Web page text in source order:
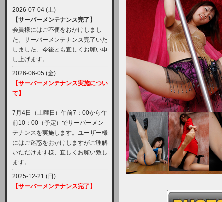
2026-07-04 (土)
【サーバーメンテナンス完了】
会員様にはご不便をおかけしまし
た。サーバーメンテナンス完了いた
しました。今後とも宜しくお願い申
し上げます。
2026-06-05 (金)
【サーバーメンテナンス実施につい
て】
7月4日（土曜日）午前7：00から午
前10：00（予定）でサーバーメン
テナンスを実施します。ユーザー様
にはご迷惑をおかけしますがご理解
いただけます様、宜しくお願い致し
ます。
2025-12-21 (日)
【サーバーメンテナンス完了】